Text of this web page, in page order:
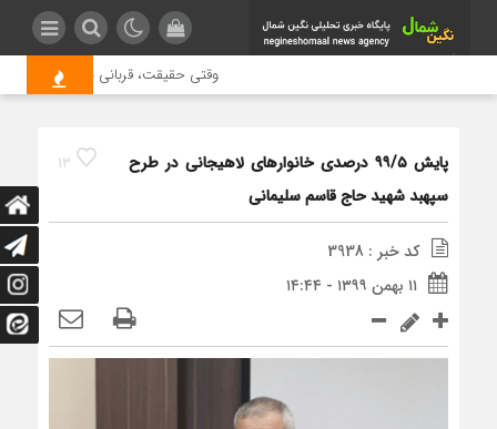
وقتی حقیقت، قربانی بازدید بیشتر
13
پایش ۹۹/۵ درصدی خانوارهای لاهیجانی در طرح
سپهبد شهید حاج قاسم سلیمانی
کد خبر : 3938
۱۱ بهمن ۱۳۹۹ - ۱۴:۴۴